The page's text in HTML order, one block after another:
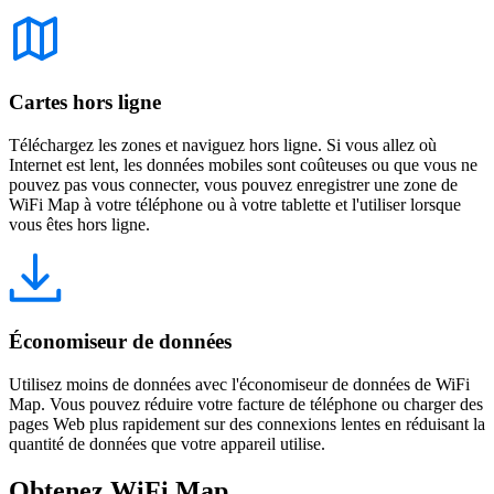
Cartes hors ligne
Téléchargez les zones et naviguez hors ligne. Si vous allez où
Internet est lent, les données mobiles sont coûteuses ou que vous ne
pouvez pas vous connecter, vous pouvez enregistrer une zone de
WiFi Map à votre téléphone ou à votre tablette et l'utiliser lorsque
vous êtes hors ligne.
Économiseur de données
Utilisez moins de données avec l'économiseur de données de WiFi
Map. Vous pouvez réduire votre facture de téléphone ou charger des
pages Web plus rapidement sur des connexions lentes en réduisant la
quantité de données que votre appareil utilise.